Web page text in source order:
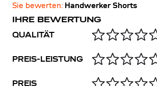
Sie bewerten: Handwerker Shorts
IHRE BEWERTUNG
QUALITÄT
PREIS-LEISTUNG
PREIS